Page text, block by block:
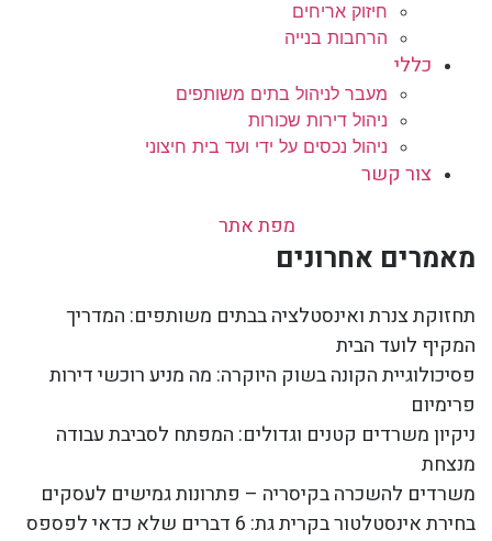
חיזוק אריחים
הרחבות בנייה
כללי
מעבר לניהול בתים משותפים
ניהול דירות שכורות
ניהול נכסים על ידי ועד בית חיצוני
צור קשר
מפת אתר
מאמרים אחרונים
תחזוקת צנרת ואינסטלציה בבתים משותפים: המדריך
המקיף לועד הבית
פסיכולוגיית הקונה בשוק היוקרה: מה מניע רוכשי דירות
פרימיום
ניקיון משרדים קטנים וגדולים: המפתח לסביבת עבודה
מנצחת
משרדים להשכרה בקיסריה – פתרונות גמישים לעסקים
בחירת אינסטלטור בקרית גת: 6 דברים שלא כדאי לפספס